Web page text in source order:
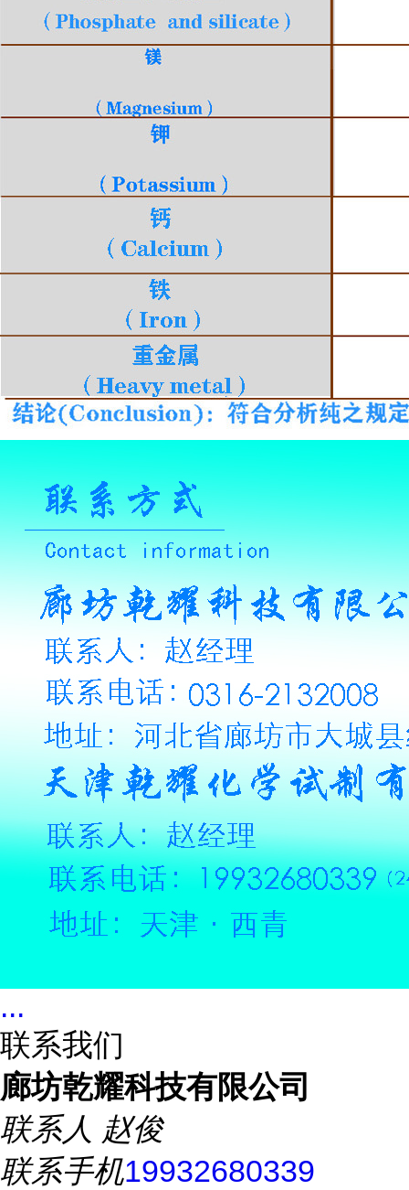
...
联系我们
廊坊乾耀科技有限公司
联系人 赵俊
联系手机19932680339